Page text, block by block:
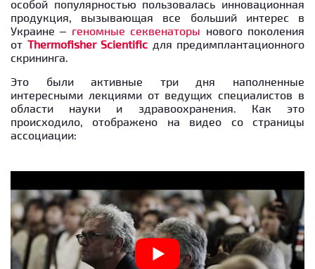
особой популярностью пользовалась инновационная
продукция, вызывающая все больший интерес в
Украине – геномные секвенаторы нового поколения
от Thermofisher Scientific для предимплантационного
скрининга.
Это были активные три дня наполненные
интересными лекциями от ведущих специалистов в
области науки и здравоохранения. Как это
происходило, отображено на видео со страницы
ассоциации: